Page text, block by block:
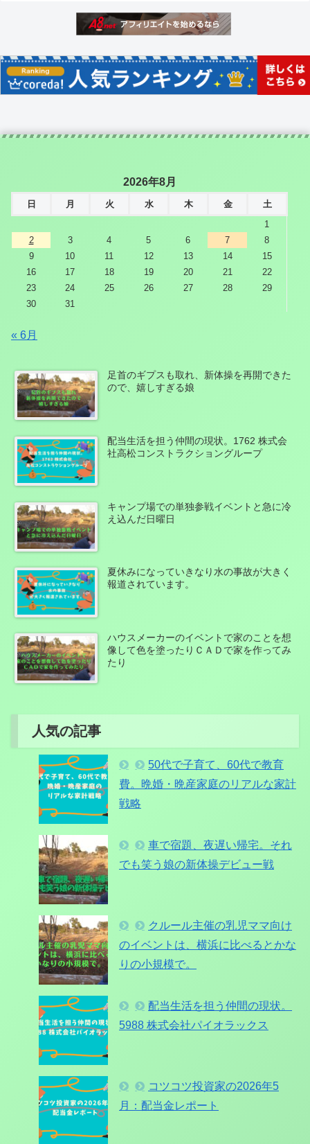
2026年8月
日 月 火 水 木 金
土
1
2
3 4 5 6 7
8
9
10 11 12 13 14
15
16
17 18 19 20 21
22
23
24 25 26 27 28
29
30
31
« 6月
足首のギプスも取れ、新体操を再開できた
ので、嬉しすぎる娘
配当生活を担う仲間の現状。1762 株式会
社高松コンストラクショングループ
キャンプ場での単独参戦イベントと急に冷
え込んだ日曜日
夏休みになっていきなり水の事故が大きく
報道されています。
ハウスメーカーのイベントで家のことを想
像して色を塗ったりＣＡＤで家を作ってみ
たり
人気の記事
50代で子育て、60代で教育
費。晩婚・晩産家庭のリアルな家計
戦略
車で宿題、夜遅い帰宅。それ
でも笑う娘の新体操デビュー戦
クルール主催の乳児ママ向け
のイベントは、横浜に比べるとかな
りの小規模で。
配当生活を担う仲間の現状。
5988 株式会社パイオラックス
コツコツ投資家の2026年5
月：配当金レポート